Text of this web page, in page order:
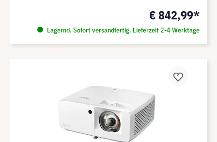
€ 842,99*
Lagernd. Sofort versandfertig. Lieferzeit 2-4 Werktage